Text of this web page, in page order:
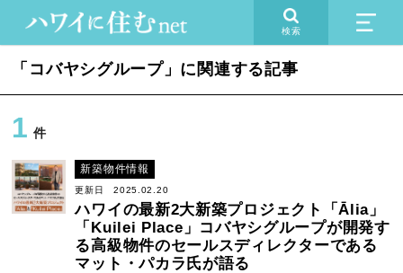
検索
「コバヤシグループ」に関連する記事
1 件
新築物件情報
更新日 2025.02.20
ハワイの最新2大新築プロジェクト「Ālia」
「Kuilei Place」コバヤシグループが開発す
る高級物件のセールスディレクターである
マット・パカラ氏が語る